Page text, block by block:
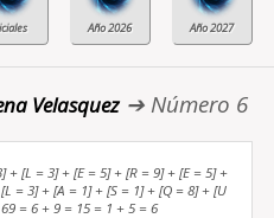
Velasquez➔ Número 6
[L = 3] + [E = 5] + [R = 9] + [E = 5] +
= 3] + [A = 1] + [S = 1] + [Q = 8] + [U
= 6 + 9 = 15 = 1 + 5 = 6